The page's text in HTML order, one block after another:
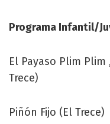
Programa Infantil/
El Payaso Plim
Trece)
Piñón Fijo (El Trece)